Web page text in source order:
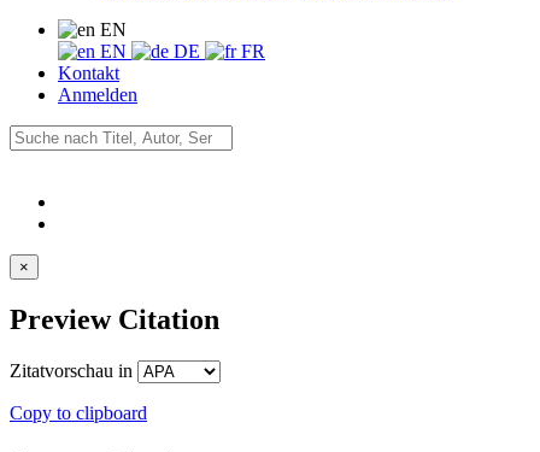
EN
EN
DE
FR
Kontakt
Anmelden